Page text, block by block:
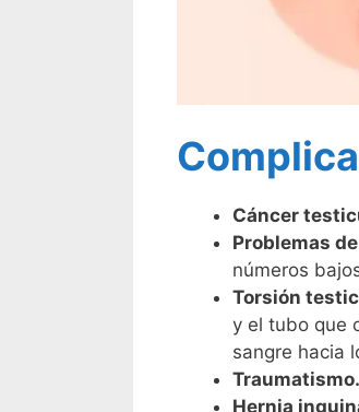
Cáncer
Problemas
números
Torsión
y el tubo que
sangre hacia
Traumatismo.
Hernia